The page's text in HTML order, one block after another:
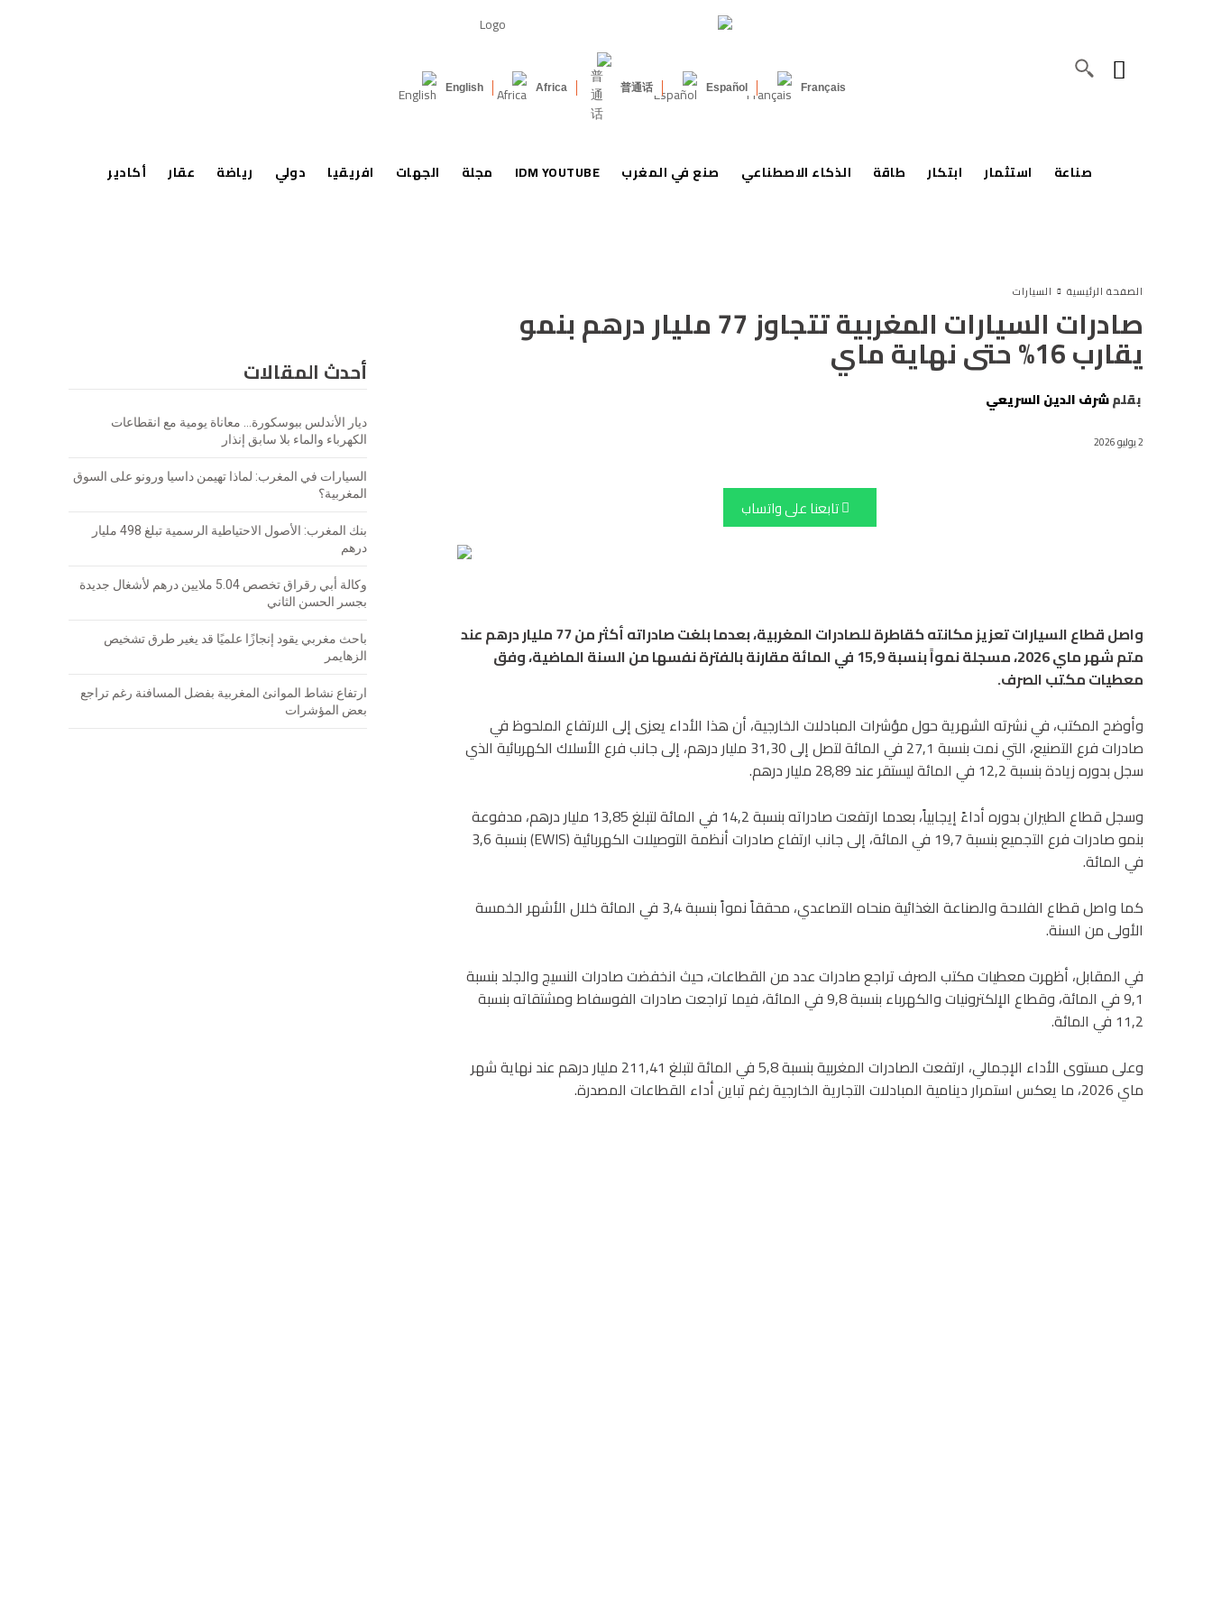
Français
Español
普通话
Africa
English
صناعة استثمار ابتكار طاقة الذكاء الاصطناعي صنع في المغرب IDM YOUTUBE مجلة الجهات افريقيا دولي رياضة عقار أكادير
الصفحة الرئيسية السيارات
أحدث المقالات
ديار الأندلس ببوسكورة… معاناة يومية مع انقطاعات
الكهرباء والماء بلا سابق إنذار
السيارات في المغرب: لماذا تهيمن داسيا ورونو على السوق
المغربية؟
بنك المغرب: الأصول الاحتياطية الرسمية تبلغ 498 مليار
درهم
وكالة أبي رقراق تخصص 5.04 ملايين درهم لأشغال جديدة
بجسر الحسن الثاني
باحث مغربي يقود إنجازًا علميًا قد يغير طرق تشخيص
الزهايمر
ارتفاع نشاط الموانئ المغربية بفضل المسافنة رغم تراجع
بعض المؤشرات
صادرات السيارات المغربية تتجاوز 77 مليار درهم بنمو
يقارب 16% حتى نهاية ماي
بقلمشرف الدين السريعي
2 يوليو 2026
تابعنا على واتساب
واصل قطاع السيارات تعزيز مكانته كقاطرة للصادرات المغربية، بعدما بلغت صادراته أكثر من 77 مليار درهم عند
متم شهر ماي 2026، مسجلة نمواً بنسبة 15,9 في المائة مقارنة بالفترة نفسها من السنة الماضية، وفق
معطيات مكتب الصرف.
وأوضح المكتب، في نشرته الشهرية حول مؤشرات المبادلات الخارجية، أن هذا الأداء يعزى إلى الارتفاع الملحوظ في
صادرات فرع التصنيع، التي نمت بنسبة 27,1 في المائة لتصل إلى 31,30 مليار درهم، إلى جانب فرع الأسلاك الكهربائية الذي
سجل بدوره زيادة بنسبة 12,2 في المائة ليستقر عند 28,89 مليار درهم.
وسجل قطاع الطيران بدوره أداءً إيجابياً، بعدما ارتفعت صادراته بنسبة 14,2 في المائة لتبلغ 13,85 مليار درهم، مدفوعة
بنمو صادرات فرع التجميع بنسبة 19,7 في المائة، إلى جانب ارتفاع صادرات أنظمة التوصيلات الكهربائية (EWIS) بنسبة 3,6
في المائة.
كما واصل قطاع الفلاحة والصناعة الغذائية منحاه التصاعدي، محققاً نمواً بنسبة 3,4 في المائة خلال الأشهر الخمسة
الأولى من السنة.
في المقابل، أظهرت معطيات مكتب الصرف تراجع صادرات عدد من القطاعات، حيث انخفضت صادرات النسيج والجلد بنسبة
9,1 في المائة، وقطاع الإلكترونيات والكهرباء بنسبة 9,8 في المائة، فيما تراجعت صادرات الفوسفاط ومشتقاته بنسبة
11,2 في المائة.
وعلى مستوى الأداء الإجمالي، ارتفعت الصادرات المغربية بنسبة 5,8 في المائة لتبلغ 211,41 مليار درهم عند نهاية شهر
ماي 2026، ما يعكس استمرار دينامية المبادلات التجارية الخارجية رغم تباين أداء القطاعات المصدرة.